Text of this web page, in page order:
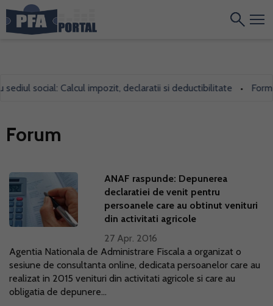
social: Calcul impozit, declaratii si deductibilitate •
Forum
ANAF raspunde: Depunerea
declaratiei de venit pentru
persoanele care au obtinut venituri
din activitati agricole
27 Apr. 2016
Agentia Nationala de Administrare Fiscala a organizat o
sesiune de consultanta online, dedicata persoanelor care au
realizat in 2015 venituri din activitati agricole si care au
obligatia de depunere...